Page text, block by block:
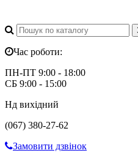
Час роботи:
ПН-ПТ 9:00 - 18:00
СБ 9:00 - 15:00
Нд вихідний
(067) 380-27-62
Замовити дзвінок